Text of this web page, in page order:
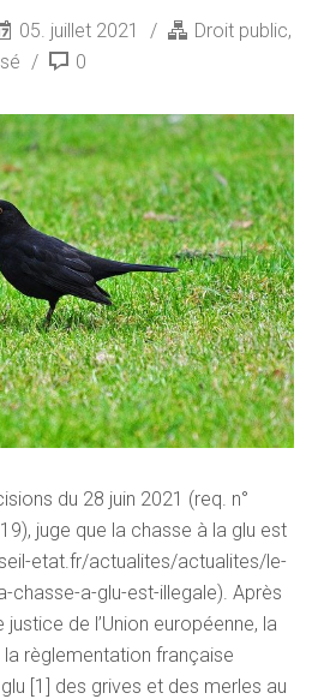
05. juillet 2021 Droit public,
0
du 28 juin 2021 (req. n°
juge que la chasse à la glu est
etat.fr/actualites/actualites/le-
chasse-a-glu-est-illegale). Après
de l’Union européenne, la
la règlementation française
[1] des grives et des merles au